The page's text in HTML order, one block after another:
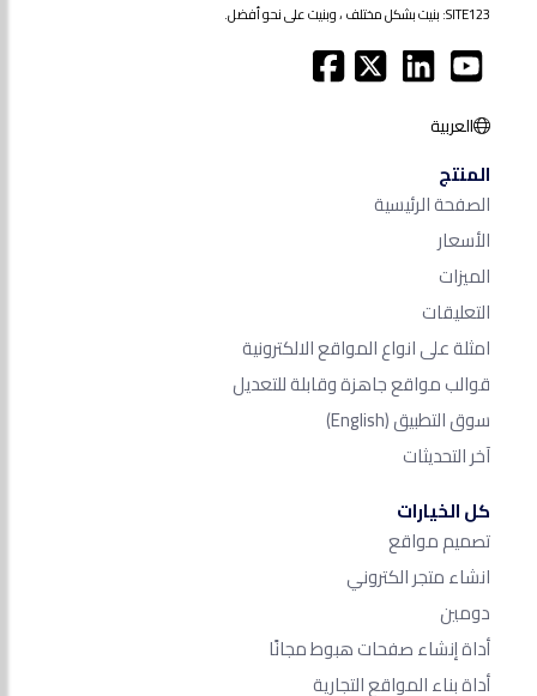
SITE123: بنيت بشكل مختلف ، وبنيت على نحو أفضل.
العربية
المنتج
الصفحة الرئيسية
الأسعار
الميزات
التعليقات
امثلة على انواع المواقع الالكترونية
قوالب مواقع جاهزة وقابلة للتعديل
سوق التطبيق(English)
آخر التحديثات
كل الخيارات
تصميم مواقع
انشاء متجر الكتروني
دومين
أداة إنشاء صفحات هبوط مجانًا
أداة بناء المواقع التجارية